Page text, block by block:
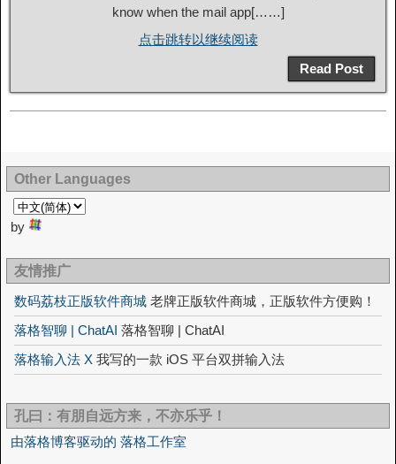
know when the mail app[……]
点击跳转以继续阅读
Read Post
Other Languages
by
友情推广
数码荔枝正版软件商城 老牌正版软件商城，正版软件方便购！
落格智聊 | ChatAI 落格智聊 | ChatAI
落格输入法 X 我写的一款 iOS 平台双拼输入法
孔曰：有朋自远方来，不亦乐乎！
由落格博客驱动的 落格工作室